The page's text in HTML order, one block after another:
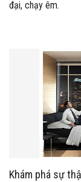
đại, chạy êm.
nên rất được chú
Hiện nay, LCD
hợp với nhiều
Khám phá sự